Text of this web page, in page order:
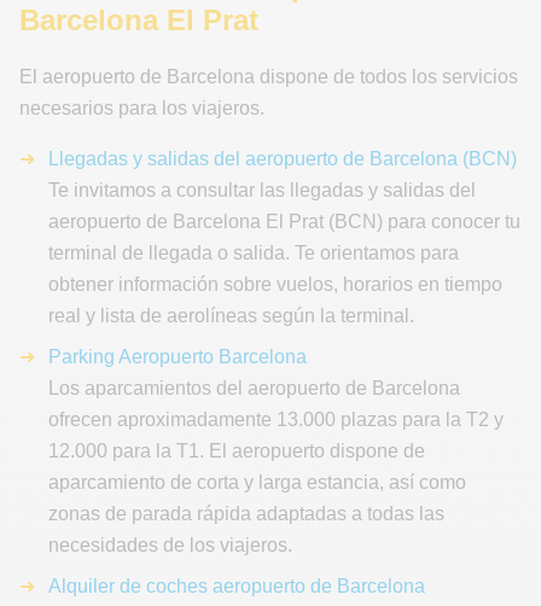
Barcelona El Prat
El aeropuerto de Barcelona dispone de todos los servicios
necesarios para los viajeros.
Llegadas y salidas del aeropuerto de Barcelona (BCN)
Te invitamos a consultar las llegadas y salidas del
aeropuerto de Barcelona El Prat (BCN) para conocer tu
terminal de llegada o salida. Te orientamos para
obtener información sobre vuelos, horarios en tiempo
real y lista de aerolíneas según la terminal.
Parking Aeropuerto Barcelona
Los aparcamientos del aeropuerto de Barcelona
ofrecen aproximadamente 13.000 plazas para la T2 y
12.000 para la T1. El aeropuerto dispone de
aparcamiento de corta y larga estancia, así como
zonas de parada rápida adaptadas a todas las
necesidades de los viajeros.
Alquiler de coches aeropuerto de Barcelona